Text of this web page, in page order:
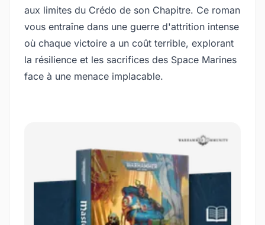
aux limites du Crédo de son Chapitre. Ce roman
vous entraîne dans une guerre d'attrition intense
où chaque victoire a un coût terrible, explorant
la résilience et les sacrifices des Space Marines
face à une menace implacable.